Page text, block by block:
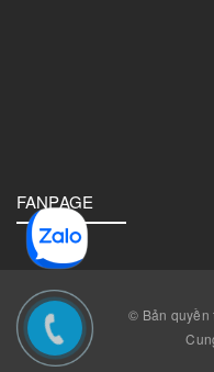
FANPAGE
© Bản quyền